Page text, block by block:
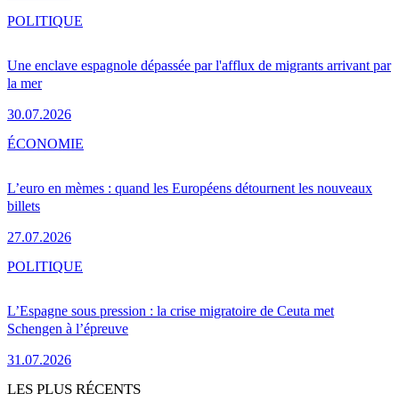
Une enclave espagnole dépassée par l'afflux de migrants arrivant par
la mer
30.07.2026
POLITIQUE
L’euro en mèmes : quand les Européens détournent les nouveaux
billets
27.07.2026
ÉCONOMIE
L’Espagne sous pression : la crise migratoire de Ceuta met
Schengen à l’épreuve
31.07.2026
POLITIQUE
LES PLUS RÉCENTS